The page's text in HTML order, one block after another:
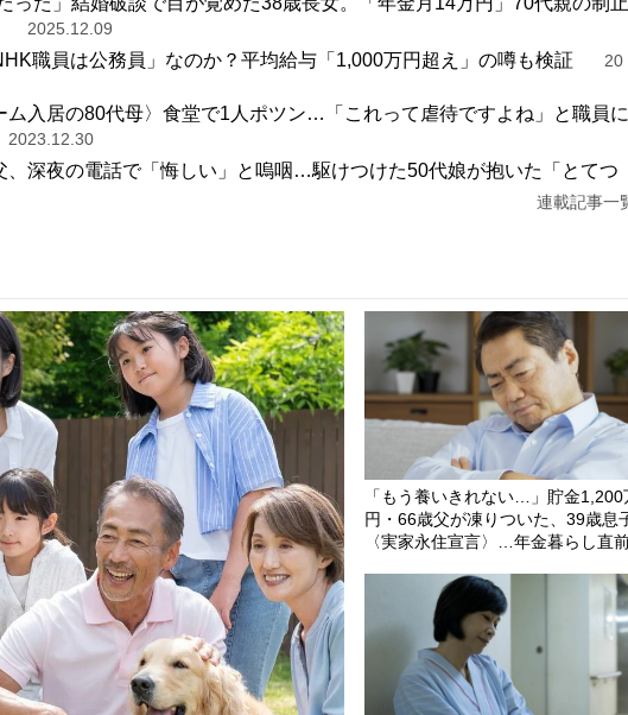
2025.12.09
職員は公務員」なのか？平均給与「1,000万円超え」の噂も検証
20
ム入居の80代母〉食堂で1人ポツン…「これって虐待ですよね」と職員に
2023.12.30
、深夜の電話で「悔しい」と嗚咽…駆けつけた50代娘が抱いた「とてつ
連載記事一
「もう養いきれない…」貯金1,200
円・66歳父が凍りついた、39歳息
〈実家永住宣言〉…年金暮らし直前